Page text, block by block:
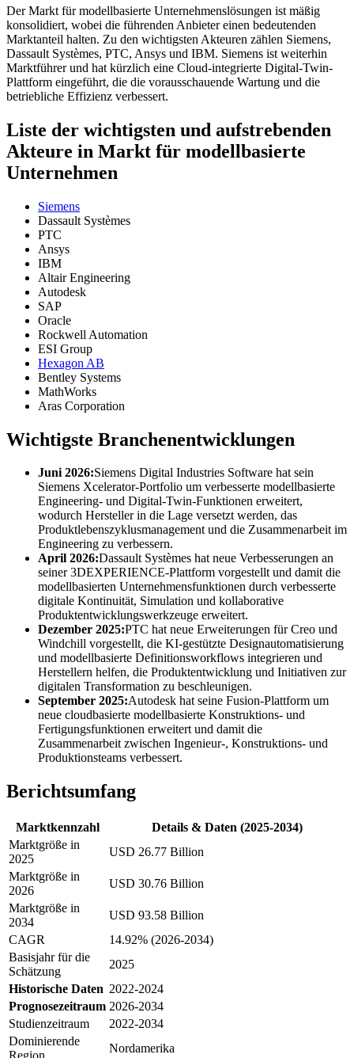
Der Markt für modellbasierte Unternehmenslösungen ist mäßig
konsolidiert, wobei die führenden Anbieter einen bedeutenden
Marktanteil halten. Zu den wichtigsten Akteuren zählen Siemens,
Dassault Systèmes, PTC, Ansys und IBM. Siemens ist weiterhin
Marktführer und hat kürzlich eine Cloud-integrierte Digital-Twin-
Plattform eingeführt, die die vorausschauende Wartung und die
betriebliche Effizienz verbessert.
Liste der wichtigsten und aufstrebenden
Akteure in Markt für modellbasierte
Unternehmen
Siemens
Dassault Systèmes
PTC
Ansys
IBM
Altair Engineering
Autodesk
SAP
Oracle
Rockwell Automation
ESI Group
Hexagon AB
Bentley Systems
MathWorks
Aras Corporation
Wichtigste Branchenentwicklungen
Juni 2026:Siemens Digital Industries Software hat sein
Siemens Xcelerator-Portfolio um verbesserte modellbasierte
Engineering- und Digital-Twin-Funktionen erweitert,
wodurch Hersteller in die Lage versetzt werden, das
Produktlebenszyklusmanagement und die Zusammenarbeit im
Engineering zu verbessern.
April 2026:Dassault Systèmes hat neue Verbesserungen an
seiner 3DEXPERIENCE-Plattform vorgestellt und damit die
modellbasierten Unternehmensfunktionen durch verbesserte
digitale Kontinuität, Simulation und kollaborative
Produktentwicklungswerkzeuge erweitert.
Dezember 2025:PTC hat neue Erweiterungen für Creo und
Windchill vorgestellt, die KI-gestützte Designautomatisierung
und modellbasierte Definitionsworkflows integrieren und
Herstellern helfen, die Produktentwicklung und Initiativen zur
digitalen Transformation zu beschleunigen.
September 2025:Autodesk hat seine Fusion-Plattform um
neue cloudbasierte modellbasierte Konstruktions- und
Fertigungsfunktionen erweitert und damit die
Zusammenarbeit zwischen Ingenieur-, Konstruktions- und
Produktionsteams verbessert.
Berichtsumfang
Marktkennzahl
Details & Daten (2025-2034)
Marktgröße in
2025
USD 26.77 Billion
Marktgröße in
2026
USD 30.76 Billion
Marktgröße in
2034
USD 93.58 Billion
CAGR
14.92% (2026-2034)
Basisjahr für die
Schätzung
2025
Historische Daten 2022-2024
Prognosezeitraum 2026-2034
Studienzeitraum
2022-2034
Dominierende
Nordamerika